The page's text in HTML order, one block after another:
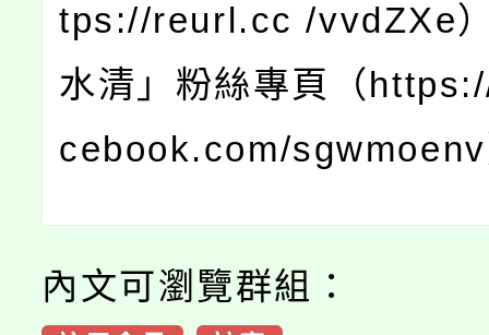
tps://reurl.cc /vvdZXe
水清」粉絲專頁（
cebook.com/
內文可瀏覽群組：